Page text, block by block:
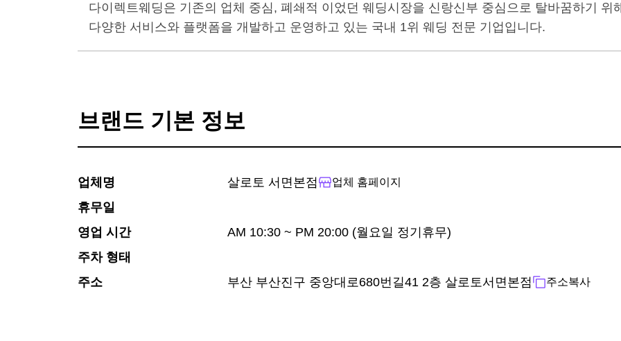
다이렉트웨딩은 기존의 업체 중심, 폐쇄적 이었던 웨딩시장을 신랑신부 중심으로 탈바꿈하기 위
다양한 서비스와 플랫폼을 개발하고 운영하고 있는 국내 1위 웨딩 전문 기업입니다.
브랜드 기본 정보
업체명 살로토 서면본점 업체 홈페이지
휴무일
영업 시간
AM 10:30 ~ PM 20:00 (월요일 정기휴무)
주차 형태
주소
부산 부산진구 중앙대로680번길41 2층 살로토서면본점 주소복사